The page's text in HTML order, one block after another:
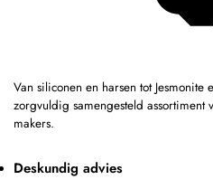
Van siliconen en harsen tot
zorgvuldig samengesteld assortiment
makers.
Deskundig advies